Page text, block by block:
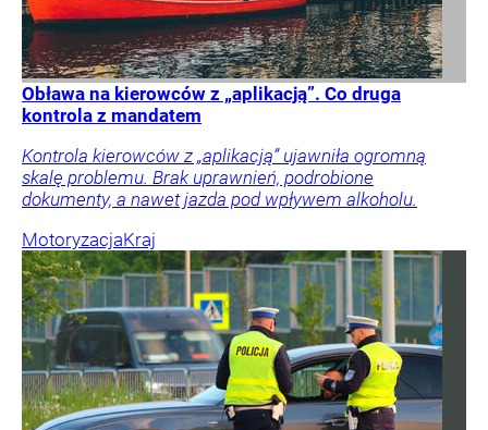
Obława na kierowców z „aplikacją”. Co druga
kontrola z mandatem
Kontrola kierowców z „aplikacją” ujawniła ogromną
skalę problemu. Brak uprawnień, podrobione
dokumenty, a nawet jazda pod wpływem alkoholu.
MotoryzacjaKraj